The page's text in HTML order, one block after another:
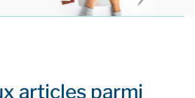
articles parmi